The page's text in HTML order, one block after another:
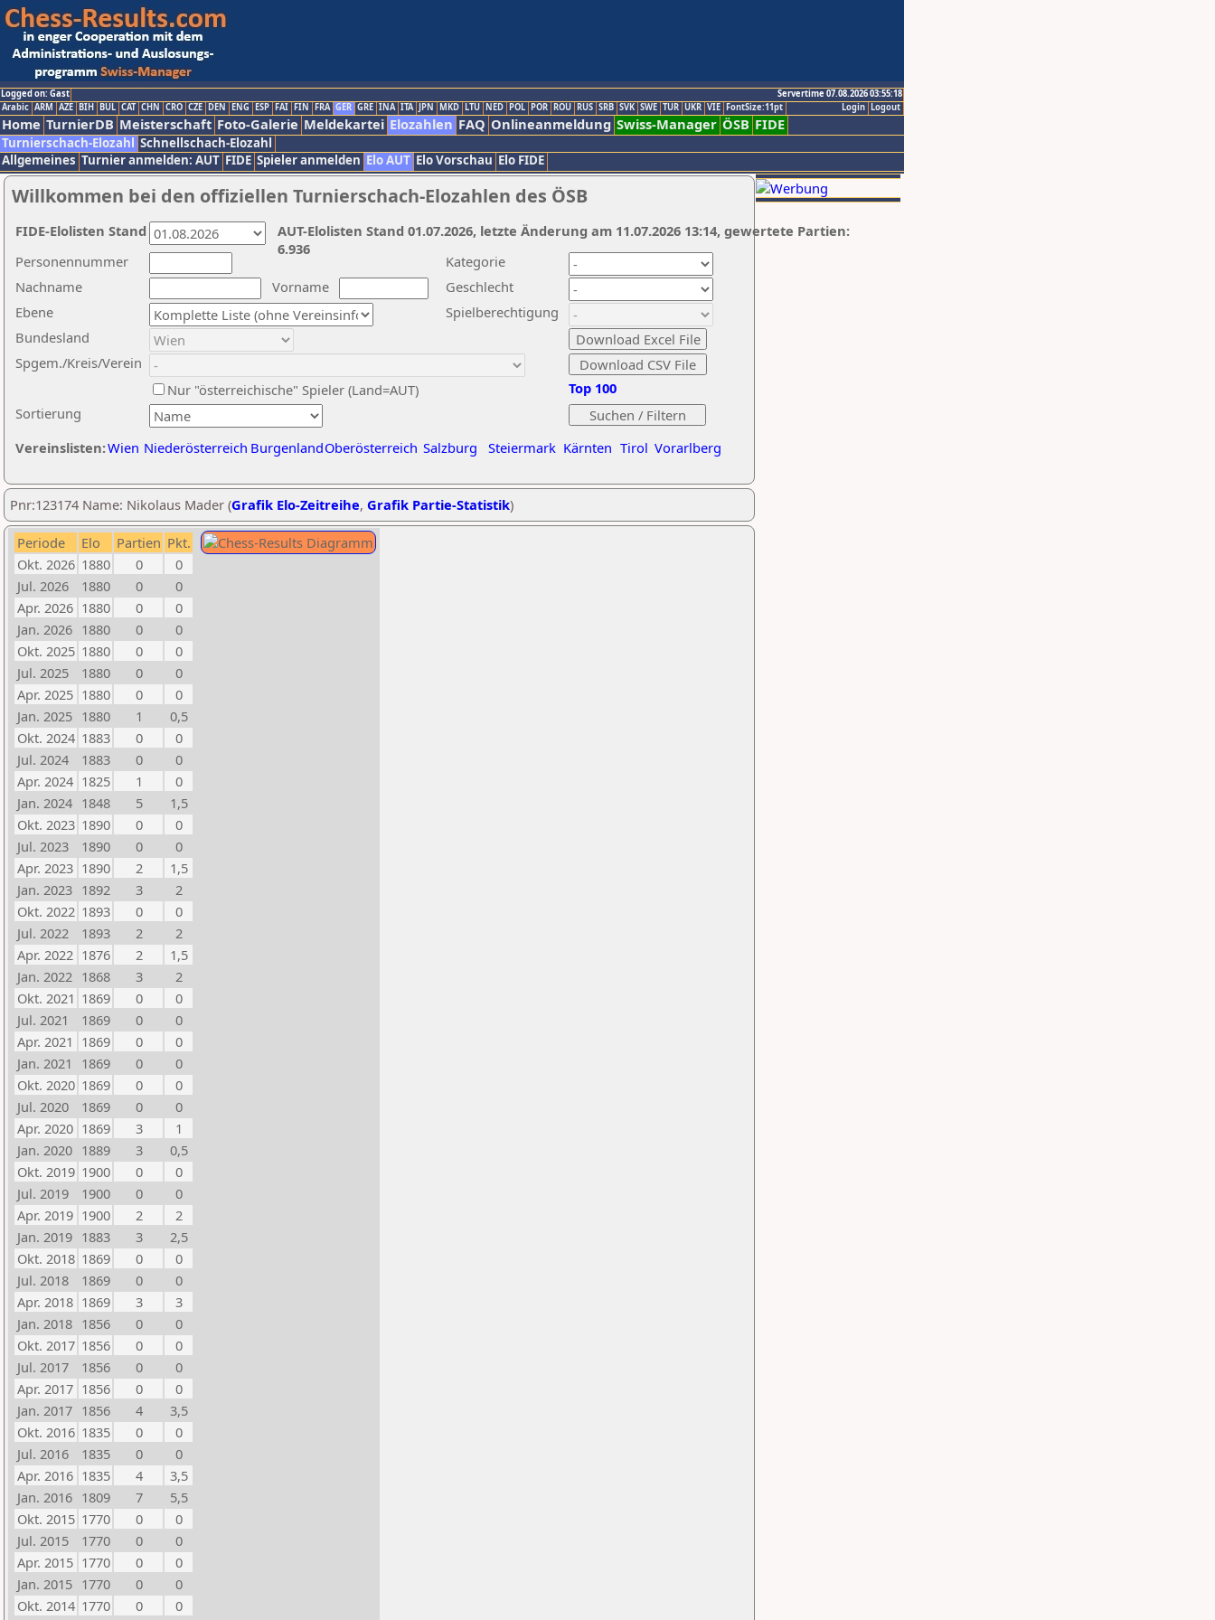
Logged on: Gast
Servertime 07.08.2026 03:55:18
Logout
Login
Arabic ARM AZE BIH BUL CAT CHN CRO CZE DEN ENG ESP FAI FIN FRA GER GRE INA ITA JPN MKD LTU NED POL POR ROU RUS SRB SVK SWE TUR UKR VIE FontSize:11pt
Home TurnierDB Meisterschaft Foto-Galerie Meldekartei Elozahlen FAQ Onlineanmeldung Swiss-Manager ÖSB FIDE
Turnierschach-Elozahl Schnellschach-Elozahl
Allgemeines Turnier anmelden: AUT FIDE Spieler anmelden Elo AUT Elo Vorschau Elo FIDE
Willkommen bei den offiziellen Turnierschach-Elozahlen des ÖSB
Nachname
Vorname
Ebene
Kategorie
Sortierung
Personennummer
Bundesland
Spgem./Kreis/Verein
Geschlecht
Nur "österreichische" Spieler (Land=AUT)
Spielberechtigung
Vereinslisten:Wien Niederösterreich BurgenlandOberösterreich Salzburg Steiermark Kärnten Tirol Vorarlberg
Top 100
AUT-Elolisten Stand 01.07.2026, letzte Änderung am 11.07.2026 13:14, gewertete Partien:
6.936
FIDE-Elolisten Stand
Pnr:123174 Name: Nikolaus Mader (Grafik Elo-Zeitreihe, Grafik Partie-Statistik)
Periode Elo Partien Pkt.
Okt. 2026 1880 0
0
Jul. 2026
1880 0
0
Apr. 2026 1880 0
0
Jan. 2026 1880 0
0
Okt. 2025 1880 0
0
Jul. 2025
1880 0
0
Apr. 2025 1880 0
0
Jan. 2025 1880 1
0,5
Okt. 2024 1883 0
0
Jul. 2024
1883 0
0
Apr. 2024 1825 1
0
Jan. 2024 1848 5
1,5
Okt. 2023 1890 0
0
Jul. 2023
1890 0
0
Apr. 2023 1890 2
1,5
Jan. 2023 1892 3
2
Okt. 2022 1893 0
0
Jul. 2022
1893 2
2
Apr. 2022 1876 2
1,5
Jan. 2022 1868 3
2
Okt. 2021 1869 0
0
Jul. 2021
1869 0
0
Apr. 2021 1869 0
0
Jan. 2021
1869 0
0
Okt. 2020 1869 0
0
Jul. 2020
1869 0
0
Apr. 2020 1869 3
1
Jan. 2020 1889 3
0,5
Okt. 2019 1900 0
0
Jul. 2019
1900 0
0
Apr. 2019 1900 2
2
Jan. 2019 1883 3
2,5
Okt. 2018 1869 0
0
Jul. 2018
1869 0
0
Apr. 2018 1869 3
3
Jan. 2018 1856 0
0
Okt. 2017 1856 0
0
Jul. 2017
1856 0
0
Apr. 2017 1856 0
0
Jan. 2017 1856 4
3,5
Okt. 2016 1835 0
0
Jul. 2016
1835 0
0
Apr. 2016 1835 4
3,5
Jan. 2016 1809 7
5,5
Okt. 2015 1770 0
0
Jul. 2015
1770 0
0
Apr. 2015 1770 0
0
Jan. 2015 1770 0
0
Okt. 2014 1770 0
0